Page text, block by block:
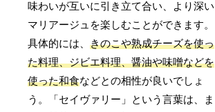
味わいが互いに引き立て合い、より深い
マリアージュを楽しむことができます。
具体的には、きのこや熟成チーズを使っ
た料理、ジビエ料理、醤油や味噌などを
使った和食などとの相性が良いでしょ
う。「セイヴァリー」という言葉は、ま